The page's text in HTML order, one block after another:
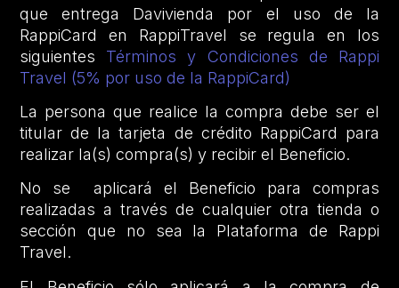
que entrega Davivienda por el uso de la
RappiCard en RappiTravel se regula en los
siguientes Términos y Condiciones de Rappi
Travel (5% por uso de la RappiCard)
La persona que realice la compra debe ser el
titular de la tarjeta de crédito RappiCard para
realizar la(s) compra(s) y recibir el Beneficio.
No se aplicará el Beneficio para compras
realizadas a través de cualquier otra tienda o
sección que no sea la Plataforma de Rappi
Travel.